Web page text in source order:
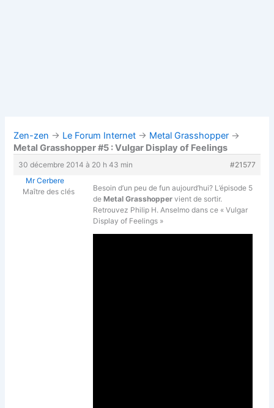
Zen-zen → Le Forum Internet → Metal Grasshopper →
Metal Grasshopper #5 : Vulgar Display of Feelings
30 décembre 2014 à 20 h 43 min
#21577
Mr Cerbere
Maître des clés
Besoin d’un peu de fun aujourd’hui? L’épisode 5
deMetal Grasshopper vient de sortir.
Retrouvez Philip H. Anselmo dans ce « Vulgar
Display of Feelings »